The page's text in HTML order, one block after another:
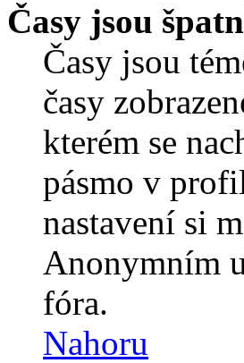
Časy jsou
Časy jsou
časy
kterém se
pásmo v
nastavení si
Anonymním
fóra.
Nahoru